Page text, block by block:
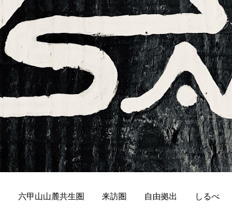
六甲山山麓共生圏 来訪圏 自由拠出 しるべ